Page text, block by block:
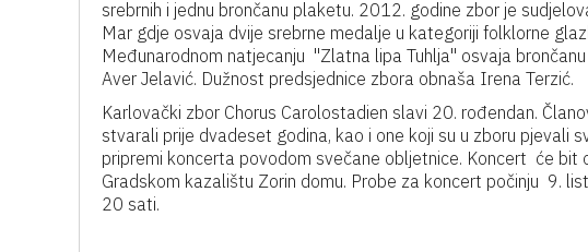
srebrnih i jednu brončanu plaketu. 2012. godine zbor je
Mar gdje osvaja dvije srebrne medalje u kategoriji folklorne
Međunarodnom natjecanju "Zlatna lipa Tuhlja" osvaja
Aver Jelavić. Dužnost predsjednice zbora obnaša Irena Terzić.
Karlovački zbor Chorus Carolostadien slavi 20. rođendan.
stvarali prije dvadeset godina, kao i one koji su u zboru pjevali
pripremi koncerta povodom svečane obljetnice. Koncert će
Gradskom kazalištu Zorin domu. Probe za koncert počinju 9.
20 sati.